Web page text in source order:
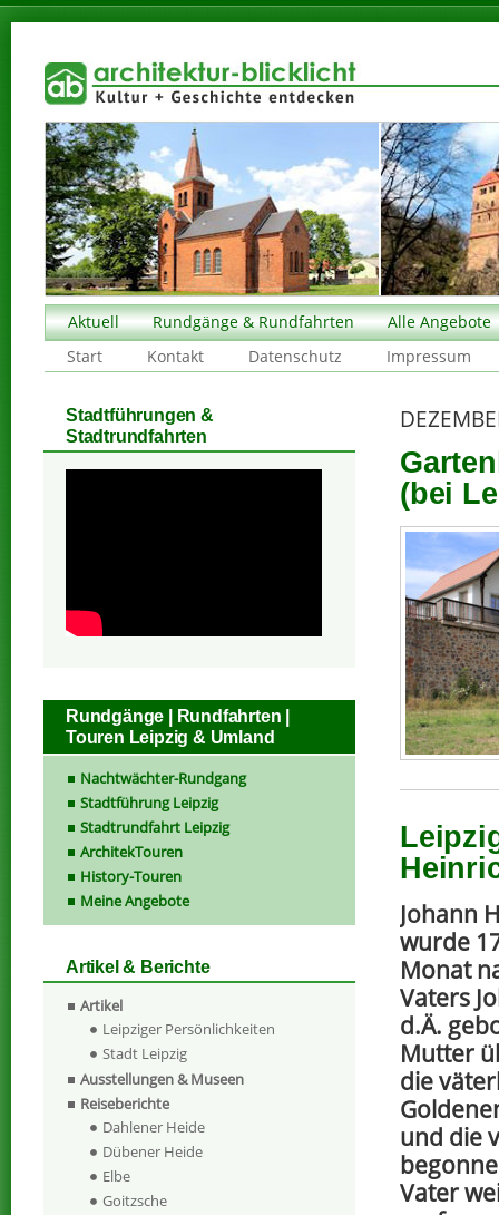
Aktuell Rundgänge & Rundfahrten
Alle Angebote
Start
Kontakt Datenschutz Impressum
(bei
Johann
wurde
Monat
Vaters
d.Ä.
Mutter
die
und die
Vater
Stadtführungen &
Stadtrundfahrten
Rundgänge | Rundfahrten |
Touren Leipzig & Umland
Nachtwächter-Rundgang
Stadtführung Leipzig
Stadtrundfahrt Leipzig
ArchitekTouren
History-Touren
Meine Angebote
Artikel & Berichte
Artikel
Leipziger Persönlichkeiten
Stadt Leipzig
Ausstellungen & Museen
Reiseberichte
Dahlener Heide
Dübener Heide
Elbe
Goitzsche